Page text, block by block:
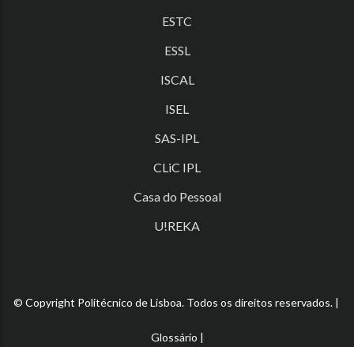
ESTC
ESSL
ISCAL
ISEL
SAS-IPL
CLiC IPL
Casa do Pessoal
U!REKA
© Copyright Politécnico de Lisboa. Todos os direitos reservados. |
Glossário |